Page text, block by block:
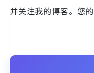
并关注我的博客。您